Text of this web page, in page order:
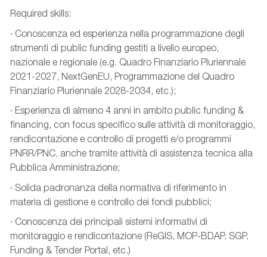
Required skills:
· Conoscenza ed esperienza nella programmazione degli
strumenti di public funding gestiti a livello europeo,
nazionale e regionale (e.g. Quadro Finanziario Pluriennale
2021-2027, NextGenEU, Programmazione del Quadro
Finanziario Pluriennale 2028-2034, etc.);
· Esperienza di almeno 4 anni in ambito public funding &
financing, con focus specifico sulle attività di monitoraggio,
rendicontazione e controllo di progetti e/o programmi
PNRR/PNC, anche tramite attività di assistenza tecnica alla
Pubblica Amministrazione;
· Solida padronanza della normativa di riferimento in
materia di gestione e controllo dei fondi pubblici;
· Conoscenza dei principali sistemi informativi di
monitoraggio e rendicontazione (ReGIS, MOP-BDAP, SGP,
Funding & Tender Portal, etc.)